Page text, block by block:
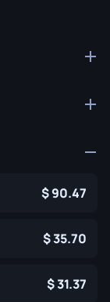
90.47
35.70
31.37